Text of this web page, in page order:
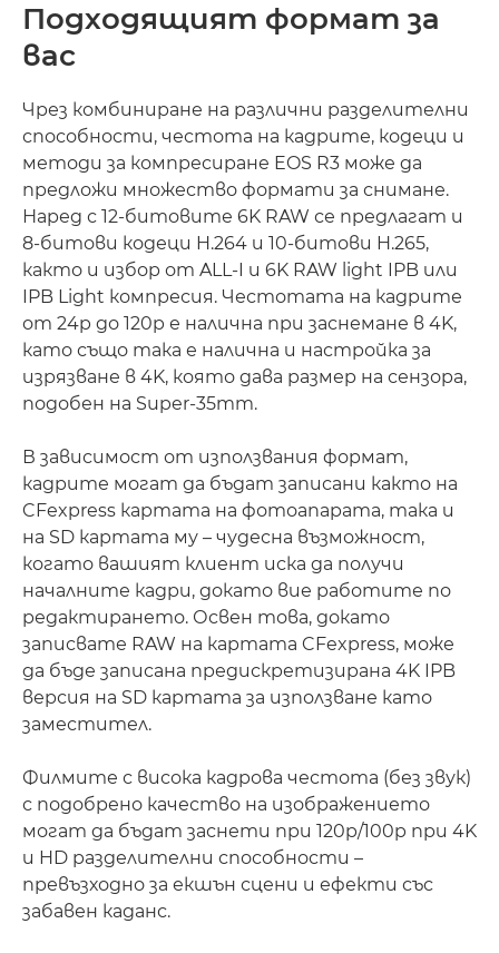
Подходящият формат за
вас
Чрез комбиниране на различни разделителни
способности, честота на кадрите, кодеци и
методи за компресиране EOS R3 може да
предложи множество формати за снимане.
Наред с 12-битовите 6K RAW се предлагат и
8-битови кодеци H.264 и 10-битови H.265,
както и избор от ALL-I и 6K RAW light IPB или
IPB Light компресия. Честотата на кадрите
от 24p до 120p е налична при заснемане в 4K,
като също така е налична и настройка за
изрязване в 4K, която дава размер на сензора,
подобен на Super-35mm.
В зависимост от използвания формат,
кадрите могат да бъдат записани както на
CFexpress картата на фотоапарата, така и
на SD картата му – чудесна възможност,
когато вашият клиент иска да получи
началните кадри, докато вие работите по
редактирането. Освен това, докато
записвате RAW на картата CFexpress, може
да бъде записана предискретизирана 4K IPB
версия на SD картата за използване като
заместител.
Филмите с висока кадрова честота (без звук)
с подобрено качество на изображението
могат да бъдат заснети при 120p/100p при 4K
и HD разделителни способности –
превъзходно за екшън сцени и ефекти със
забавен каданс.